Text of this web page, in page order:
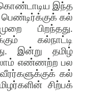
கொண்டாடிய இந்த
பெண்டிர்க்குக் கல்
பிறந்தது.
கல்நாட்டி
இன்று தமிழ்
எண்ணற்ற பல
கல்
சிற்பக்